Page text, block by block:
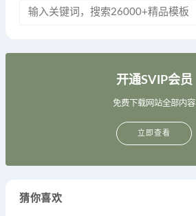
开通SVIP会员
免费下载网站全部内容
立即查看
猜你喜欢